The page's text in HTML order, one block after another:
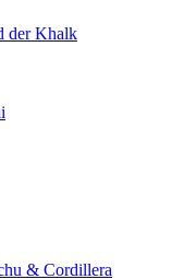
der Khalk
& Cordillera